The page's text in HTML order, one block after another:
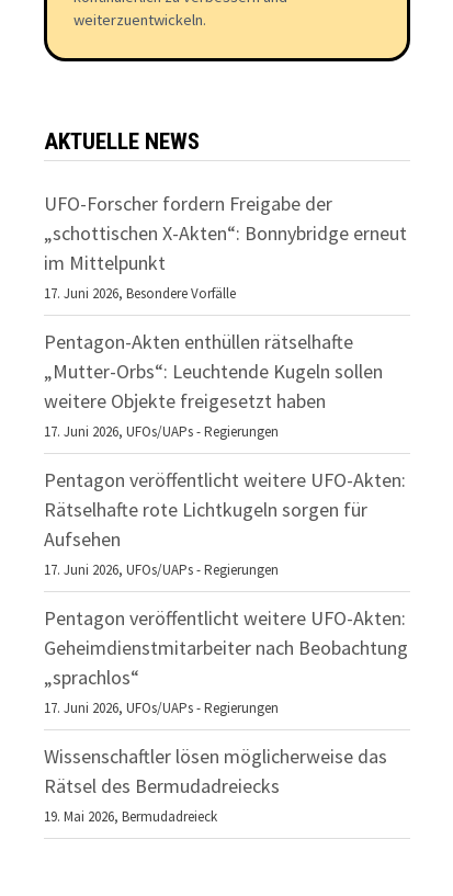
weiterzuentwickeln.
AKTUELLE NEWS
UFO-Forscher fordern Freigabe der
„schottischen X-Akten“: Bonnybridge erneut
im Mittelpunkt
17. Juni 2026,Besondere Vorfälle
Pentagon-Akten enthüllen rätselhafte
„Mutter-Orbs“: Leuchtende Kugeln sollen
weitere Objekte freigesetzt haben
17. Juni 2026,UFOs/UAPs - Regierungen
Pentagon veröffentlicht weitere UFO-Akten:
Rätselhafte rote Lichtkugeln sorgen für
Aufsehen
17. Juni 2026,UFOs/UAPs - Regierungen
Pentagon veröffentlicht weitere UFO-Akten:
Geheimdienstmitarbeiter nach Beobachtung
„sprachlos“
17. Juni 2026,UFOs/UAPs - Regierungen
Wissenschaftler lösen möglicherweise das
Rätsel des Bermudadreiecks
19. Mai 2026,Bermudadreieck